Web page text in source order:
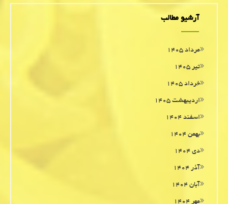
آرشیو مطالب
مرداد ۱۴۰۵
تیر ۱۴۰۵
خرداد ۱۴۰۵
اردیبهشت ۱۴۰۵
اسفند ۱۴۰۴
بهمن ۱۴۰۴
دی ۱۴۰۴
آذر ۱۴۰۴
آبان ۱۴۰۴
مهر ۱۴۰۴